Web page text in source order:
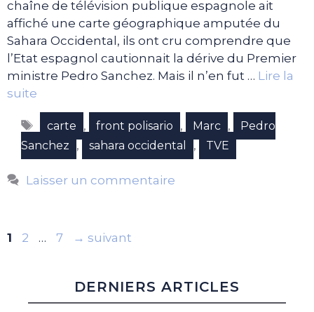
chaîne de télévision publique espagnole ait
affiché une carte géographique amputée du
Sahara Occidental, ils ont cru comprendre que
l’Etat espagnol cautionnait la dérive du Premier
ministre Pedro Sanchez. Mais il n’en fut … Lire la
suite
Étiquettes
carte , front polisario , Marc ,
Pedro
Sanchez
, sahara occidental , TVE
Laisser un commentaire
Page
1 Page
2 … Page
7 → suivant
DERNIERS ARTICLES